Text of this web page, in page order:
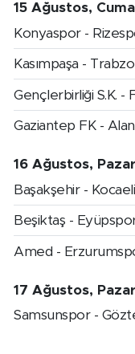
15 Ağustos,
Konyaspor -
Kasımpaşa -
Gençlerbirliği S.K. -
Gaziantep FK -
16 Ağustos, Pazar
Başakşehir -
Beşiktaş -
Amed -
17 Ağustos,
Samsunspor -